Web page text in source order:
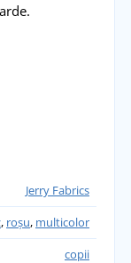
Jerry Fabrics
, roșu, multicolor
copii